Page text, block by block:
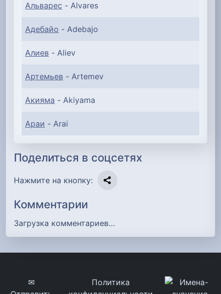
Альварес - Alvares
Адебайо - Adebajo
Алиев - Aliev
Артемьев - Artemev
Акияма - Akiyama
Араи - Arai
Поделиться в соцсетях
Нажмите на кнопку:
Комментарии
Загрузка комментариев…
✉
Политика